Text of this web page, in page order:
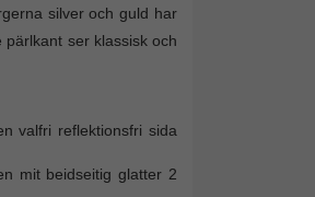
silver och guld har
ser klassisk och
valfri reflektionsfri sida
mit beidseitig glatter 2